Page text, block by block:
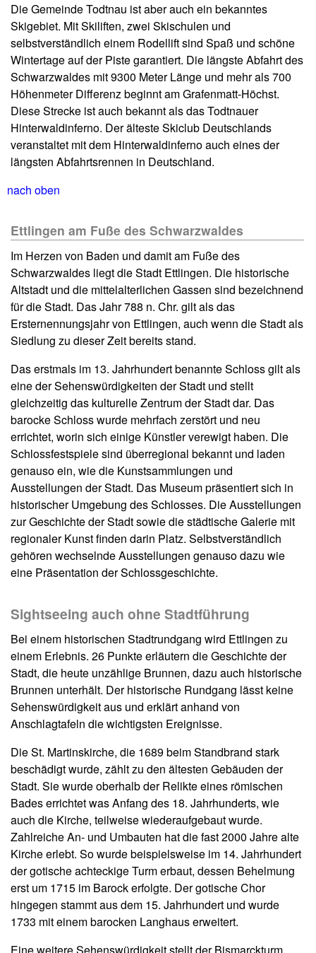
Die Gemeinde Todtnau ist aber auch ein bekanntes
Skigebiet. Mit Skiliften, zwei Skischulen und
selbstverständlich einem Rodellift sind Spaß und schöne
Wintertage auf der Piste garantiert. Die längste Abfahrt des
Schwarzwaldes mit 9300 Meter Länge und mehr als 700
Höhenmeter Differenz beginnt am Grafenmatt-Höchst.
Diese Strecke ist auch bekannt als das Todtnauer
Hinterwaldinferno. Der älteste Skiclub Deutschlands
veranstaltet mit dem Hinterwaldinferno auch eines der
längsten Abfahrtsrennen in Deutschland.
nach oben
Ettlingen am Fuße des Schwarzwaldes
Im Herzen von Baden und damit am Fuße des
Schwarzwaldes liegt die Stadt Ettlingen. Die historische
Altstadt und die mittelalterlichen Gassen sind bezeichnend
für die Stadt. Das Jahr 788 n. Chr. gilt als das
Ersternennungsjahr von Ettlingen, auch wenn die Stadt als
Siedlung zu dieser Zeit bereits stand.
Das erstmals im 13. Jahrhundert benannte Schloss gilt als
eine der Sehenswürdigkeiten der Stadt und stellt
gleichzeitig das kulturelle Zentrum der Stadt dar. Das
barocke Schloss wurde mehrfach zerstört und neu
errichtet, worin sich einige Künstler verewigt haben. Die
Schlossfestspiele sind überregional bekannt und laden
genauso ein, wie die Kunstsammlungen und
Ausstellungen der Stadt. Das Museum präsentiert sich in
historischer Umgebung des Schlosses. Die Ausstellungen
zur Geschichte der Stadt sowie die städtische Galerie mit
regionaler Kunst finden darin Platz. Selbstverständlich
gehören wechselnde Ausstellungen genauso dazu wie
eine Präsentation der Schlossgeschichte.
Sightseeing auch ohne Stadtführung
Bei einem historischen Stadtrundgang wird Ettlingen zu
einem Erlebnis. 26 Punkte erläutern die Geschichte der
Stadt, die heute unzählige Brunnen, dazu auch historische
Brunnen unterhält. Der historische Rundgang lässt keine
Sehenswürdigkeit aus und erklärt anhand von
Anschlagtafeln die wichtigsten Ereignisse.
Die St. Martinskirche, die 1689 beim Standbrand stark
beschädigt wurde, zählt zu den ältesten Gebäuden der
Stadt. Sie wurde oberhalb der Relikte eines römischen
Bades errichtet was Anfang des 18. Jahrhunderts, wie
auch die Kirche, teilweise wiederaufgebaut wurde.
Zahlreiche An- und Umbauten hat die fast 2000 Jahre alte
Kirche erlebt. So wurde beispielsweise im 14. Jahrhundert
der gotische achteckige Turm erbaut, dessen Behelmung
erst um 1715 im Barock erfolgte. Der gotische Chor
hingegen stammt aus dem 15. Jahrhundert und wurde
1733 mit einem barocken Langhaus erweitert.